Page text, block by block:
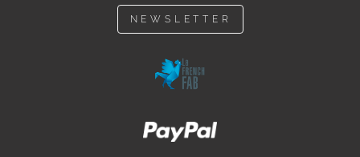
NEWSLETTER